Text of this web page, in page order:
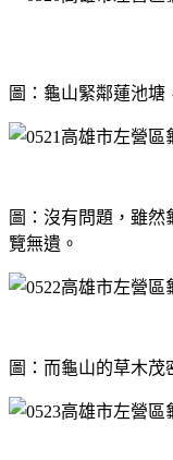
圖：龜山緊鄰蓮池塘
圖：沒有問題，雖
覽無遺。
圖：而龜山的草木茂